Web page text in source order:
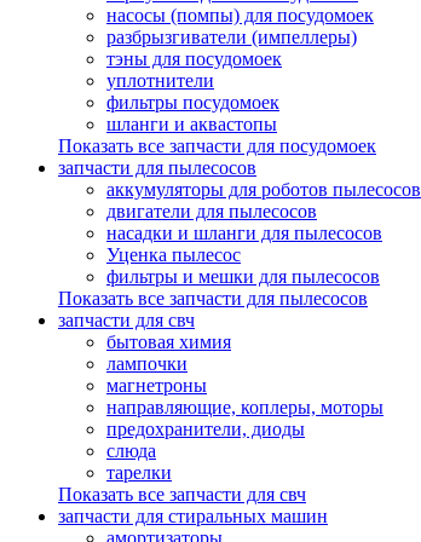
насосы (помпы) для посудомоек
разбрызгиватели (импеллеры)
тэны для посудомоек
уплотнители
фильтры посудомоек
шланги и аквастопы
Показать все запчасти для посудомоек
запчасти для пылесосов
аккумуляторы для роботов пылесосов
двигатели для пылесосов
насадки и шланги для пылесосов
Уценка пылесос
фильтры и мешки для пылесосов
Показать все запчасти для пылесосов
запчасти для свч
бытовая химия
лампочки
магнетроны
направляющие, коплеры, моторы
предохранители, диоды
слюда
тарелки
Показать все запчасти для свч
запчасти для стиральных машин
амортизаторы